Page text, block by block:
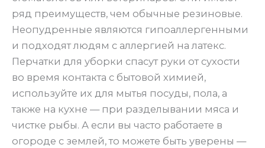
ряд преимуществ, чем обычные резиновые.
Неопудренные являются гипоаллергенными
и подходят людям с аллергией на латекс.
Перчатки для уборки спасут руки от сухости
во время контакта с бытовой химией,
используйте их для мытья посуды, пола, а
также на кухне — при разделывании мяса и
чистке рыбы. А если вы часто работаете в
огороде с землей, то можете быть уверены —